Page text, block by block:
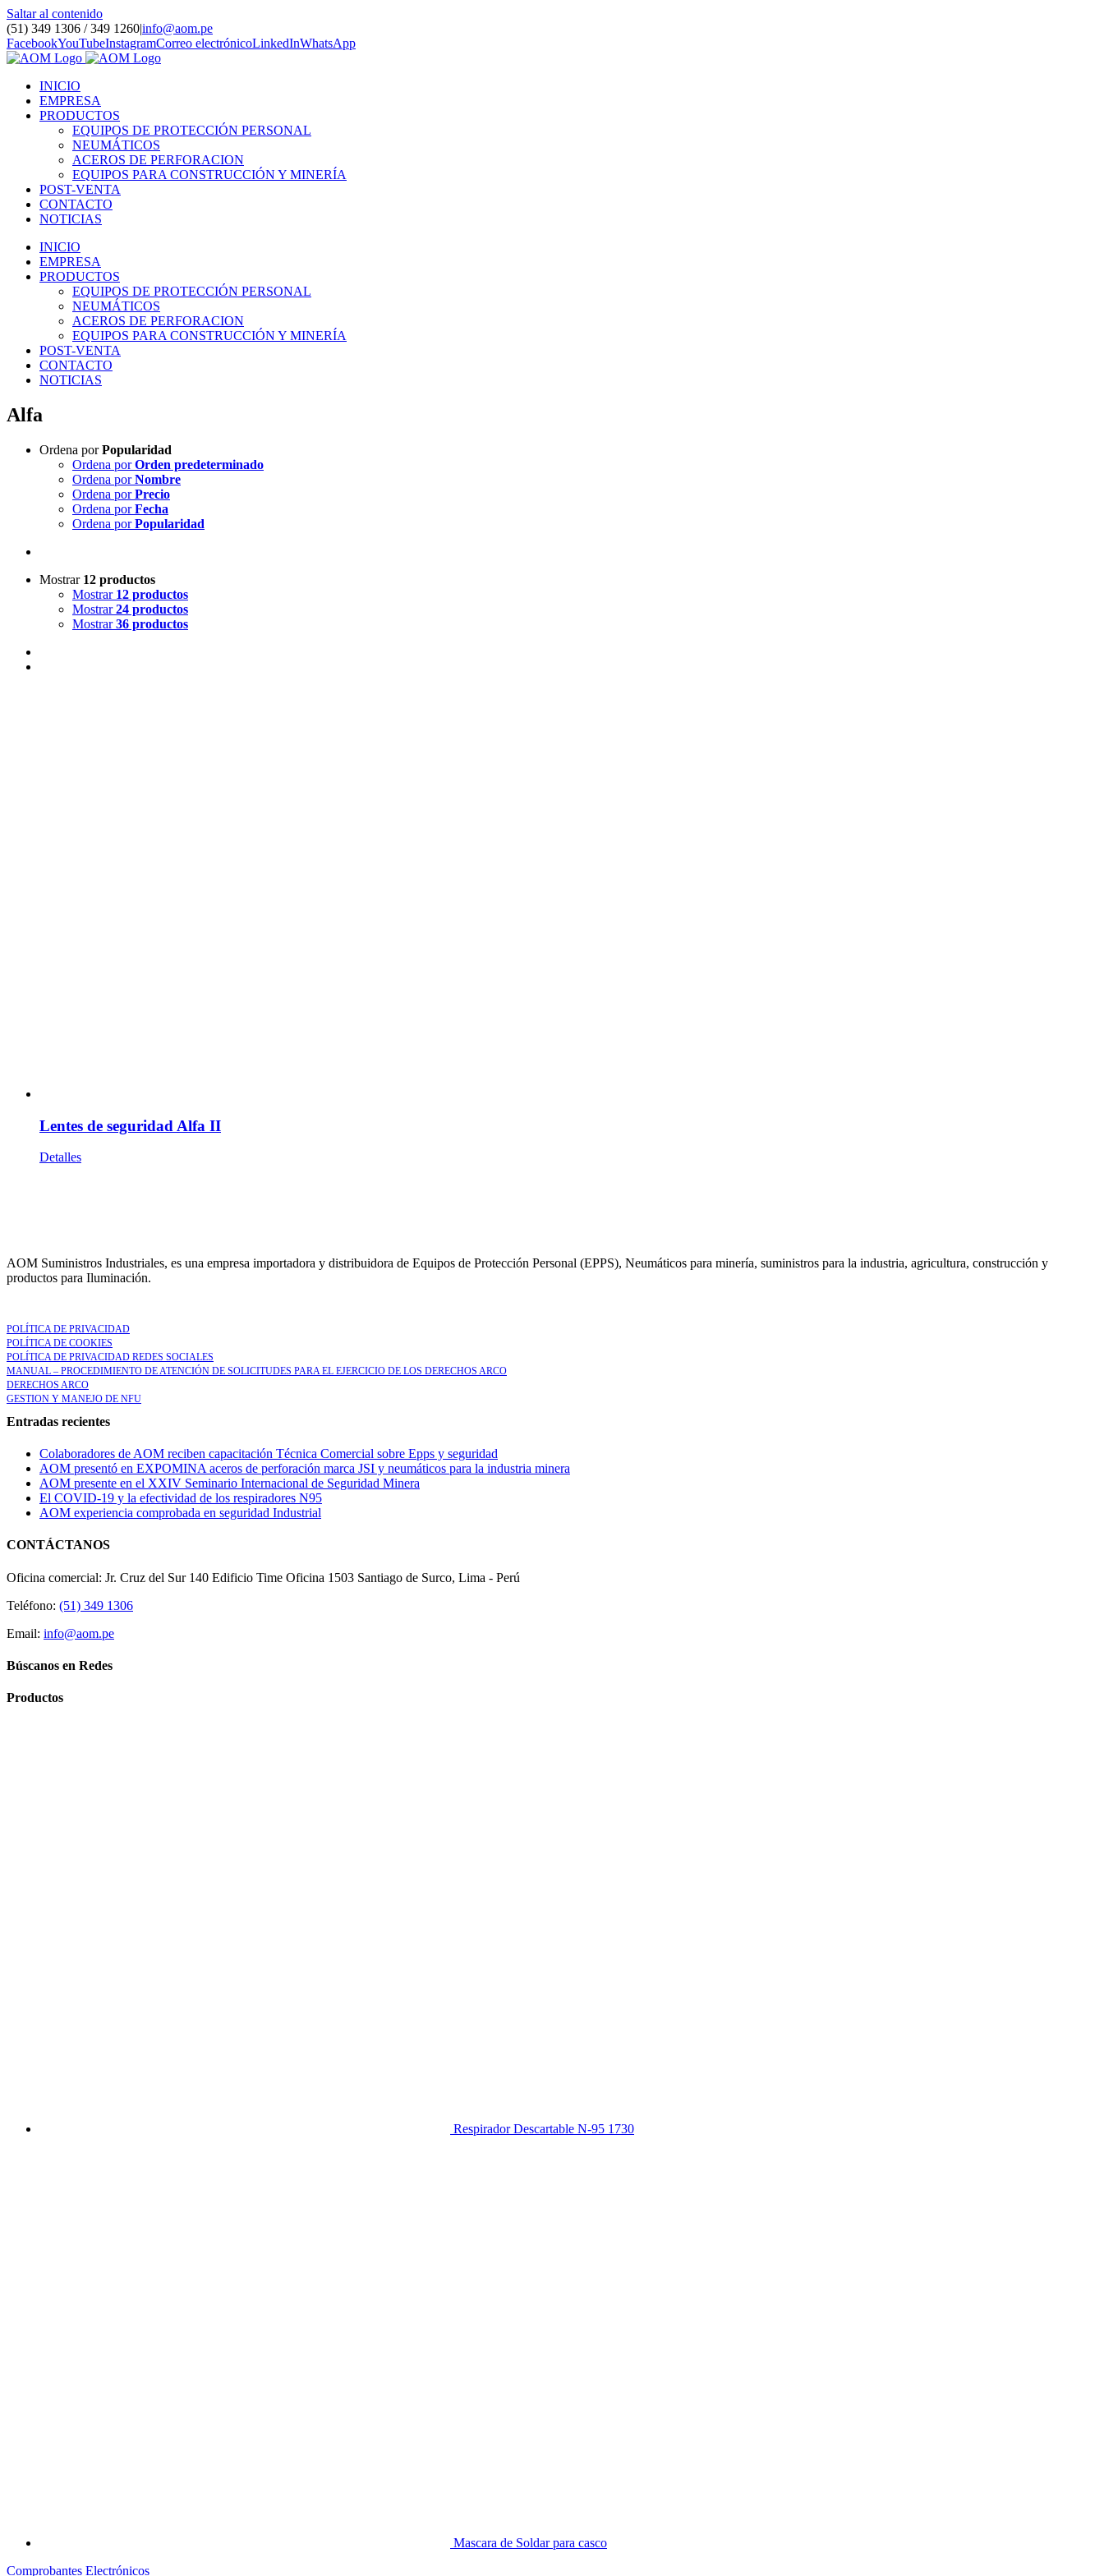
Saltar al contenido
(51) 349 1306 / 349 1260|info@aom.pe
FacebookYouTubeInstagramCorreo electrónicoLinkedInWhatsApp
INICIO
EMPRESA
PRODUCTOS
EQUIPOS DE PROTECCIÓN PERSONAL
NEUMÁTICOS
ACEROS DE PERFORACION
EQUIPOS PARA CONSTRUCCIÓN Y MINERÍA
POST-VENTA
CONTACTO
NOTICIAS
INICIO
EMPRESA
PRODUCTOS
EQUIPOS DE PROTECCIÓN PERSONAL
NEUMÁTICOS
ACEROS DE PERFORACION
EQUIPOS PARA CONSTRUCCIÓN Y MINERÍA
POST-VENTA
CONTACTO
NOTICIAS
Alfa
Ordena porPopularidad
Ordena porOrden predeterminado
Ordena porNombre
Ordena porPrecio
Ordena porFecha
Ordena porPopularidad
Mostrar 12 productos
Mostrar 12 productos
Mostrar24 productos
Mostrar36 productos
Lentes de seguridad Alfa II
Detalles
AOM Suministros Industriales, es una empresa importadora y distribuidora de Equipos de Protección Personal (EPPS), Neumáticos para minería, suministros para la industria, agricultura, construcción y
productos para Iluminación.
POLÍTICA DE PRIVACIDAD
POLÍTICA DE COOKIES
POLÍTICA DE PRIVACIDAD REDES SOCIALES
MANUAL – PROCEDIMIENTO DE ATENCIÓN DE SOLICITUDES PARA EL EJERCICIO DE LOS DERECHOS ARCO
DERECHOS ARCO
GESTION Y MANEJO DE NFU
Entradas recientes
Colaboradores de AOM reciben capacitación Técnica Comercial sobre Epps y seguridad
AOM presentó en EXPOMINA aceros de perforación marca JSI y neumáticos para la industria minera
AOM presente en el XXIV Seminario Internacional de Seguridad Minera
El COVID-19 y la efectividad de los respiradores N95
AOM experiencia comprobada en seguridad Industrial
CONTÁCTANOS
Oficina comercial: Jr. Cruz del Sur 140 Edificio Time Oficina 1503 Santiago de Surco, Lima - Perú
Teléfono: (51) 349 1306
Email: info@aom.pe
Búscanos en Redes
Productos
Respirador Descartable N-95 1730
Mascara de Soldar para casco
Comprobantes Electrónicos